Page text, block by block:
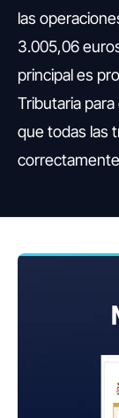
las
3.005,06
principal es
Tributaria
que todas las